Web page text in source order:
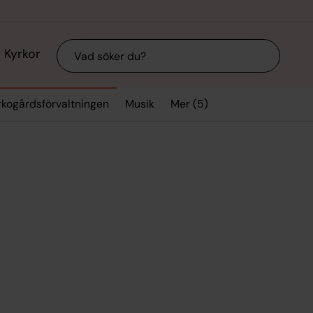
Kyrkor Sök
Musik Mer (5)